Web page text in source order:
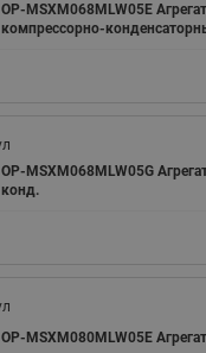
OP-MSXM068MLW05E Агрегат
компрессорно-
OP-MSXM068MLW05G
конд.
OP-MSXM080MLW05E